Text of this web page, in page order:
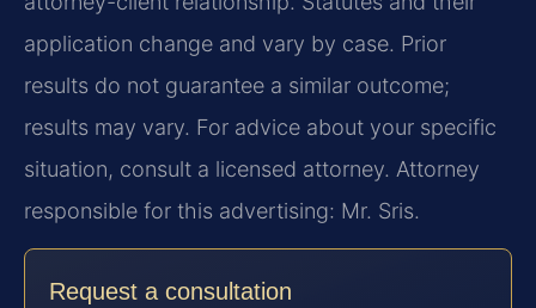
application change and vary by case. Prior
results do not guarantee a similar outcome;
results may vary. For advice about your specific
situation, consult a licensed attorney. Attorney
responsible for this advertising: Mr. Sris.
Request a consultation